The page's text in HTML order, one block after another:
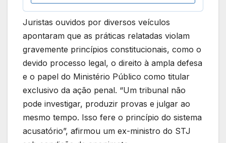
Juristas ouvidos por diversos veículos
apontaram que as práticas relatadas violam
gravemente princípios constitucionais, como o
devido processo legal, o direito à ampla defesa
e o papel do Ministério Público como titular
exclusivo da ação penal. “Um tribunal não
pode investigar, produzir provas e julgar ao
mesmo tempo. Isso fere o princípio do sistema
acusatório”, afirmou um ex-ministro do STJ